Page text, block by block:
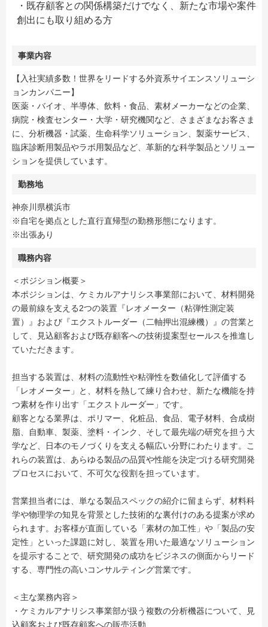
・既存顧客との関係構築だけでなく、新たな市場や案件
創出にも取り組める方
事業内容
【入社実績多数！世界をリードする外資系サイエンスソリューシ
ョンカンパニー】
医薬・バイオ、半導体、飲料・食品、素材メーカーなどの企業、
病院・検査センター・大学・研究機関など、さまざまなお客さま
に、分析機器・試薬、生命科学ソリューション、製薬サービス、
臨床診断用製品やラボ用製品など、革新的な科学製品とソリュー
ションを提供しています。
勤務地
神奈川県横浜市
※自宅を拠点とした直行直帰型の勤務形態になります。
※出張あり
職務内容
＜ポジション概要＞
本ポジションは、ケミカルアナリシス事業部において、材料開発
の最前線を支える2つの装置『レオメーター（粘弾性測定装
置）』および『エクストルーダー（二軸押出混練機）』の営業と
して、見込顧客および既存顧客への技術提案型セールスを推進し
ていただきます。
担当する装置は、材料の流動性や粘弾性を数値化して評価する
「レオメーター」と、材料を熱して練り合わせ、新たな機能を持
つ素材を作り出す「エクストルーダー」です。
顧客となる業界は、ポリマー、化粧品、食品、電子材料、合成樹
脂、自動車、製薬、塗料・インク、そして最先端の研究を担う大
学など、日本のモノづくりを支える幅広い分野にわたります。こ
れらの装置は、あらゆる製品の品質や性能を決定づける研究開発
プロセスにおいて、不可欠な役割を担っています。
営業担当者には、単なる製品スペックの紹介に留まらず、材料科
学や物理学の知見を背景とした技術的な裏付けのある提案が求め
られます。お客様が直面している「素材の加工性」や「製品の安
定性」といった課題に対し、装置を用いた最適なソリューション
を提示することで、研究開発の成功をビジネスの側面からリード
する、専門性の高いコンサルティング営業です。
＜主な業務内容＞
・ケミカルアナリシス事業部が扱う複数の分析機器について、見
込顧客および既存顧客への販売活動